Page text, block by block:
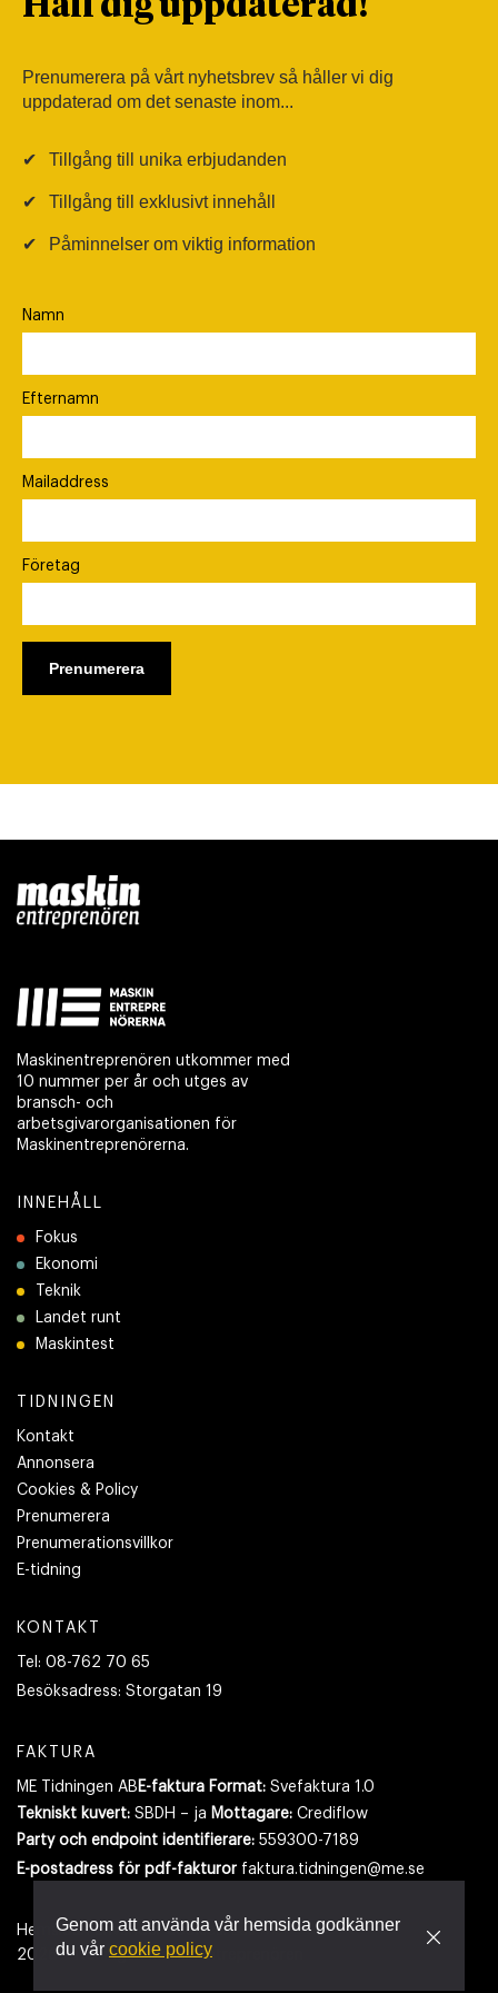
Håll dig uppdaterad!
Prenumerera på vårt nyhetsbrev så håller vi dig
uppdaterad om det senaste inom...
✔ Tillgång till unika erbjudanden
✔ Tillgång till exklusivt innehåll
✔ Påminnelser om viktig information
Namn
Efternamn
Mailaddress
Företag
Maskinentreprenören utkommer med
10 nummer per år och utges av
bransch- och
arbetsgivarorganisationen för
Maskinentreprenörerna.
INNEHÅLL
Fokus
Ekonomi
Teknik
Landet runt
Maskintest
TIDNINGEN
Kontakt
Annonsera
Cookies & Policy
Prenumerera
Prenumerationsvillkor
E-tidning
KONTAKT
Tel: 08-762 70 65
Besöksadress: Storgatan 19
FAKTURA
ME Tidningen AB E-faktura Format: Svefaktura 1.0
Tekniskt kuvert: SBDH – ja Mottagare: Crediflow
Party och endpoint identifierare: 559300-7189
E-postadress för pdf-fakturor faktura.tidningen@me.se
Hemsidan använder cookies.Läs mer
2026- Tidningen Maskinentreprenören
Genom att använda vår hemsida godkänner
du vår cookie policy